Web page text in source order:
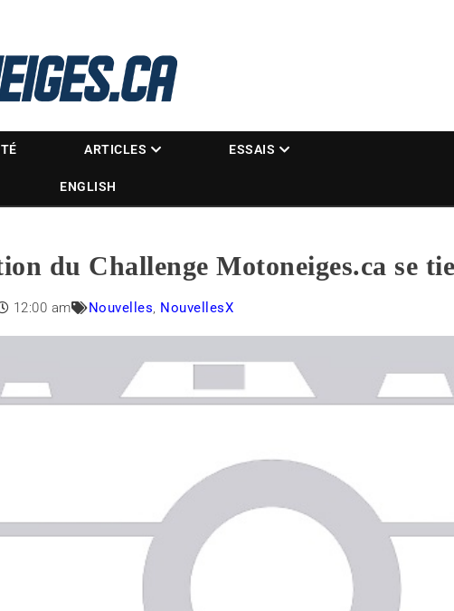
ARTICLES ESSAIS
ENGLISH
du Challenge Motoneiges.ca se
12:00 am Nouvelles, NouvellesX